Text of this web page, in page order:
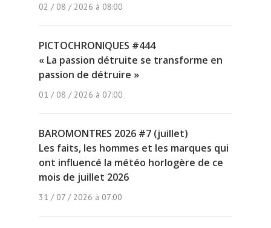
02 / 08 / 2026 à 08:00
PICTOCHRONIQUES #444
« La passion détruite se transforme en
passion de détruire »
01 / 08 / 2026 à 07:00
BAROMONTRES 2026 #7 (juillet)
Les faits, les hommes et les marques qui
ont influencé la météo horlogère de ce
mois de juillet 2026
31 / 07 / 2026 à 07:00